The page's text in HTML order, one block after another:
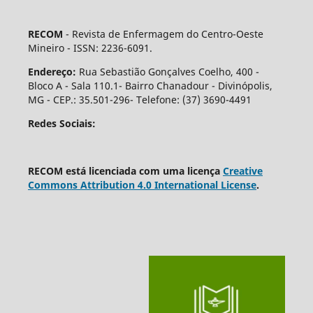
RECOM - Revista de Enfermagem do Centro-Oeste
Mineiro - ISSN: 2236-6091.
Endereço: Rua Sebastião Gonçalves Coelho, 400 -
Bloco A - Sala 110.1- Bairro Chanadour - Divinópolis,
MG - CEP.: 35.501-296- Telefone: (37) 3690-4491
Redes Sociais:
RECOM está licenciada com uma licença Creative
Commons Attribution 4.0 International License.